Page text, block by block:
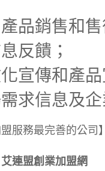
品銷售和售
反饋；
宣傳和產品
求信息及
盟服務最完善的公司】
艾連盟創業加盟網